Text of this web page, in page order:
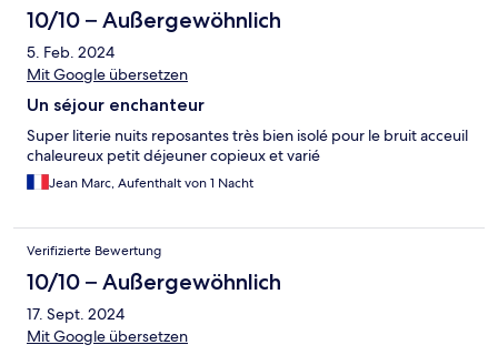
10/10 – Außergewöhnlich
5. Feb. 2024
Mit Google übersetzen
Un séjour enchanteur
Super literie nuits reposantes très bien isolé pour le bruit acceuil
chaleureux petit déjeuner copieux et varié
Jean Marc, Aufenthalt von 1 Nacht
Verifizierte Bewertung
10/10 – Außergewöhnlich
17. Sept. 2024
Mit Google übersetzen